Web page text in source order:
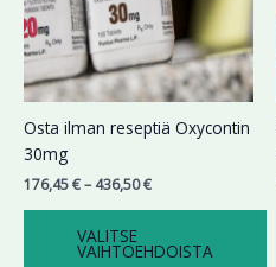
Osta ilman reseptiä Oxycontin
30mg
176,45€– 436,50€
VALITSE
VAIHTOEHDOISTA
Voit
tehdä
valinnat
tuotteen
sivulla.